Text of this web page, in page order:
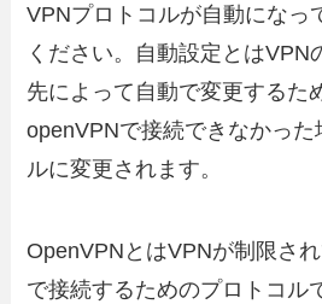
VPNプロトコルが自動になっ
ください。自動設定とはVPN
先によって自動で変更するた
openVPNで接続できなかった
ルに変更されます。
OpenVPNとはVPNが制限さ
で接続するためのプロトコル